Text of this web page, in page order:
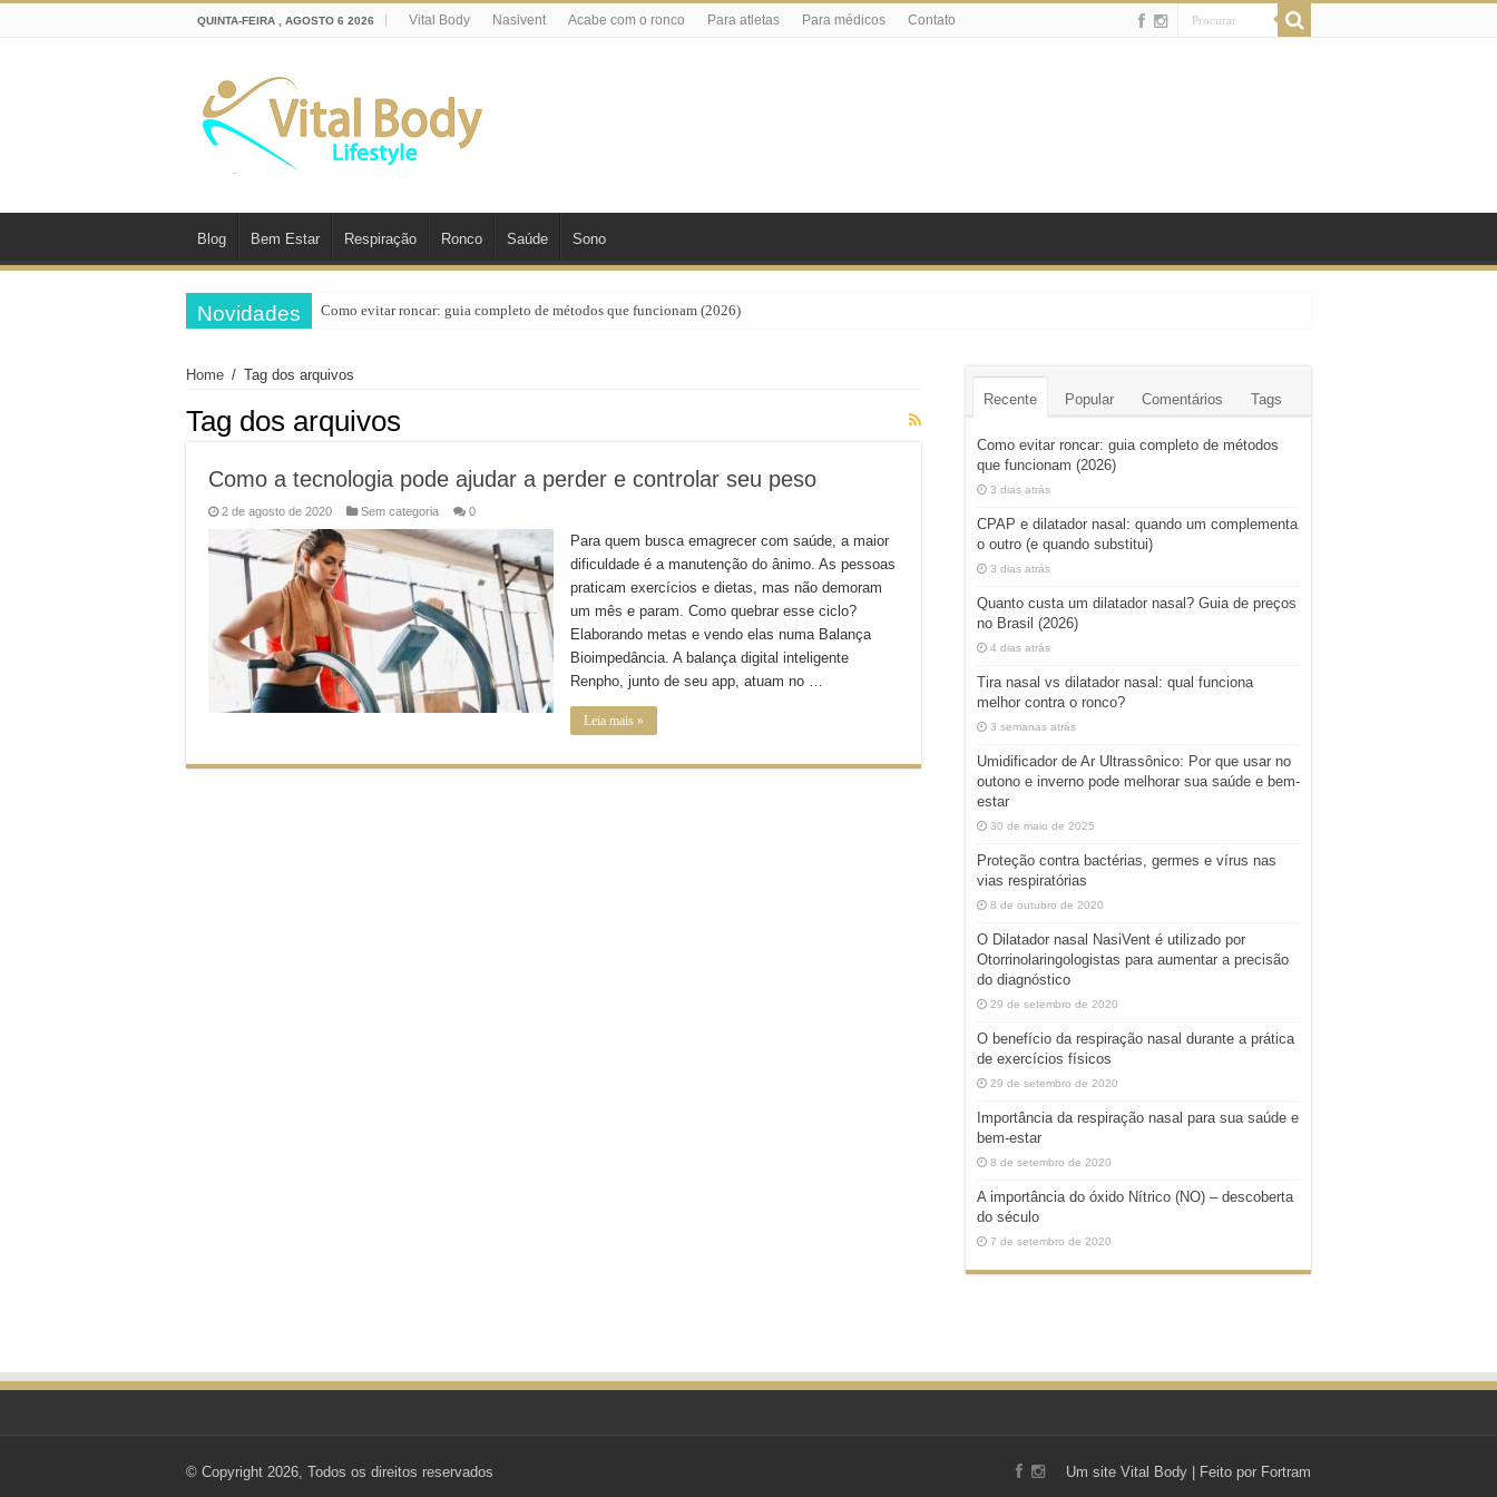
QUINTA-FEIRA , AGOSTO 6 2026 Vital Body Nasivent Acabe com o ronco Para atletas Para médicos Contato
Blog Bem Estar Respiração Ronco Saúde Sono
Novidades Como evitar roncar: guia completo de métodos que funcionam (2026)
Home / Tag dos arquivos
Tag dos arquivos
Como a tecnologia pode ajudar a perder e controlar seu peso
2 de agosto de 2020 Sem categoria 0
Para quem busca emagrecer com saúde, a maior
dificuldade é a manutenção do ânimo. As pessoas
praticam exercícios e dietas, mas não demoram
um mês e param. Como quebrar esse ciclo?
Elaborando metas e vendo elas numa Balança
Bioimpedância. A balança digital inteligente
Renpho, junto de seu app, atuam no …
Leia mais »
Recente Popular Comentários Tags
Como evitar roncar: guia completo de métodos
que funcionam (2026)
3 dias atrás
CPAP e dilatador nasal: quando um complementa
o outro (e quando substitui)
3 dias atrás
Quanto custa um dilatador nasal? Guia de preços
no Brasil (2026)
4 dias atrás
Tira nasal vs dilatador nasal: qual funciona
melhor contra o ronco?
3 semanas atrás
Umidificador de Ar Ultrassônico: Por que usar no
outono e inverno pode melhorar sua saúde e bem-
estar
30 de maio de 2025
Proteção contra bactérias, germes e vírus nas
vias respiratórias
8 de outubro de 2020
O Dilatador nasal NasiVent é utilizado por
Otorrinolaringologistas para aumentar a precisão
do diagnóstico
29 de setembro de 2020
O benefício da respiração nasal durante a prática
de exercícios físicos
29 de setembro de 2020
Importância da respiração nasal para sua saúde e
bem-estar
8 de setembro de 2020
A importância do óxido Nítrico (NO) – descoberta
do século
7 de setembro de 2020
Um site Vital Body | Feito por Fortram
© Copyright 2026, Todos os direitos reservados